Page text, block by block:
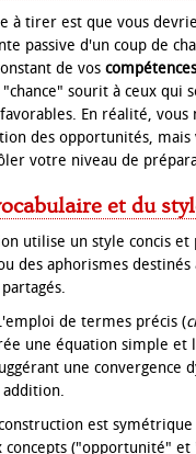
à tirer est que vous
passive d'un coup de
de vos compétences
"chance" sourit à ceux qui
En réalité, vous
des opportunités, mais
votre niveau de
et du
utilise un style concis
des aphorismes
de termes précis (
une équation simple et
une convergence
est
concepts ("opportunité"